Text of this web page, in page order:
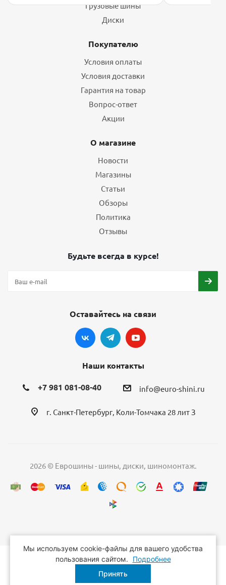
Грузовые шины
Диски
Покупателю
Условия оплаты
Условия доставки
Гарантия на товар
Вопрос-ответ
Акции
О магазине
Новости
Магазины
Статьи
Обзоры
Политика
Отзывы
Будьте всегда в курсе!
Оставайтесь на связи
Наши контакты
+7 981 081-08-40 info@euro-shini.ru
г. Санкт-Петербург, Коли-Томчака 28 лит З
2026 © Еврошины - шины, диски, шиномонтаж.
Мы используем cookie-файлы для вашего удобства
пользования сайтом.
Подробнее
Принять